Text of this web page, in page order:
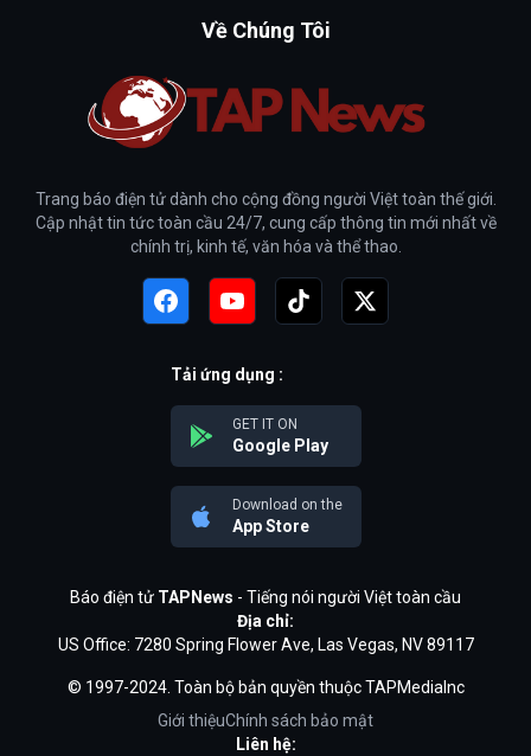
Về Chúng Tôi
Trang báo điện tử dành cho cộng đồng người Việt toàn thế giới.
Cập nhật tin tức toàn cầu 24/7, cung cấp thông tin mới nhất về
chính trị, kinh tế, văn hóa và thể thao.
Tải ứng dụng :
GET IT ON
Google Play
Download on the
App Store
Báo điện tử TAPNews - Tiếng nói người Việt toàn cầu
Địa chỉ:
US Office: 7280 Spring Flower Ave, Las Vegas, NV 89117
© 1997-2024. Toàn bộ bản quyền thuộc TAPMediaInc
Giới thiệuChính sách bảo mật
Liên hệ: